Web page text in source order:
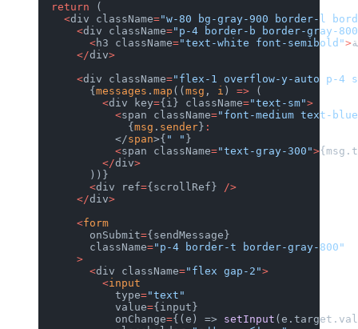
  return
(
    <
div className="w-80 bg-gray-900 border-l
      <
div className= "p-4 border-b border-gray-
        <
h3 className="text-white font-semibold">
      </
div
      <
div className= "flex-1 overflow-y-auto p-4
        {
messages .map ((msg , i ) =>
(
          <
div key= {i} className="text-sm"
            <
span className= "font-medium text-
              {
msg .sender }
            </
span>{ " "
            <
span className="text-gray-300">
          </
div
        ))}
        <
div ref= {scrollRef} />
      </
div
      <
form
        onSubmit
= {sendMessage}
        className
= "p-4 border-t border-gray-800"
      >
        <
div className= "flex gap-2"
          <
input
            type
="text"
            value
= {input}
            onChange
= {(e) => setInput